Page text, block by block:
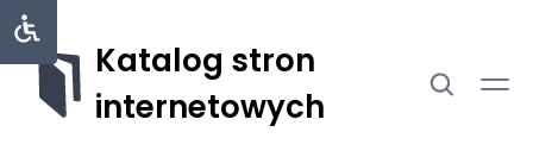
Katalog stron
internetowych